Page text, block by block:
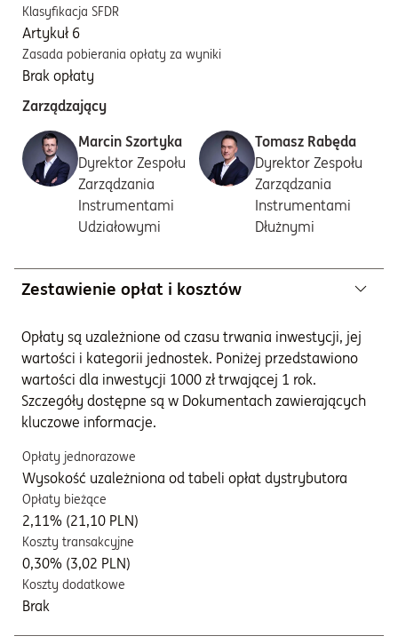
Klasyfikacja SFDR
Artykuł 6
Zasada pobierania opłaty za wyniki
Brak opłaty
Zarządzający
Marcin Szortyka
Dyrektor Zespołu
Zarządzania
Instrumentami
Udziałowymi
Tomasz Rabęda
Dyrektor Zespołu
Zarządzania
Instrumentami
Dłużnymi
Zestawienie opłat i kosztów
Opłaty są uzależnione od czasu trwania inwestycji, jej
wartości i kategorii jednostek. Poniżej przedstawiono
wartości dla inwestycji 1000 zł trwającej 1 rok.
Szczegóły dostępne są w Dokumentach zawierających
kluczowe informacje.
Opłaty jednorazowe
Wysokość uzależniona od tabeli opłat dystrybutora
Opłaty bieżące
2,11% (21,10 PLN)
Koszty transakcyjne
0,30% (3,02 PLN)
Koszty dodatkowe
Brak